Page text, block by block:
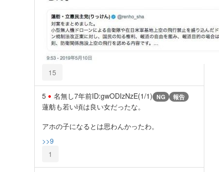
15
5 名無し7年前ID:gwODIzNzE(1/1) NG 報告
蓮舫も若い頃は良い女だったな。
アホの子になるとは思わんかったわ。
>>9
1